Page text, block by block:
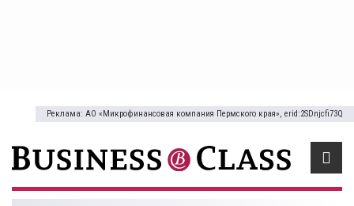
Реклама: АО «Микрофинансовая компания Пермского края», erid:2SDnjcfi73Q